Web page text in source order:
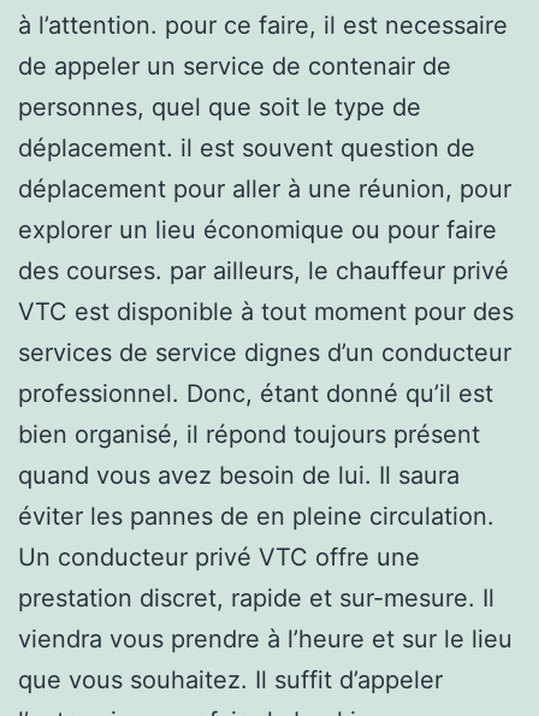
à l’attention. pour ce faire, il est necessaire
de appeler un service de contenair de
personnes, quel que soit le type de
déplacement. il est souvent question de
déplacement pour aller à une réunion, pour
explorer un lieu économique ou pour faire
des courses. par ailleurs, le chauffeur privé
VTC est disponible à tout moment pour des
services de service dignes d’un conducteur
professionnel. Donc, étant donné qu’il est
bien organisé, il répond toujours présent
quand vous avez besoin de lui. Il saura
éviter les pannes de en pleine circulation.
Un conducteur privé VTC offre une
prestation discret, rapide et sur-mesure. Il
viendra vous prendre à l’heure et sur le lieu
que vous souhaitez. Il suffit d’appeler